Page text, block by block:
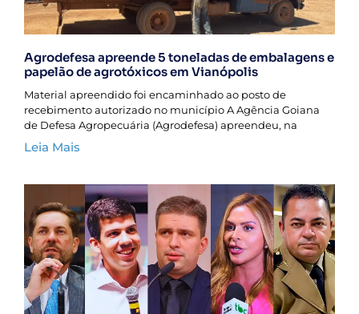
Agrodefesa apreende 5 toneladas de embalagens e
papelão de agrotóxicos em Vianópolis
Material apreendido foi encaminhado ao posto de
recebimento autorizado no município A Agência Goiana
de Defesa Agropecuária (Agrodefesa) apreendeu, na
Leia Mais